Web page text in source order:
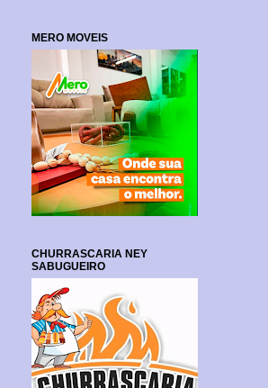
MERO MOVEIS
CHURRASCARIA NEY
SABUGUEIRO